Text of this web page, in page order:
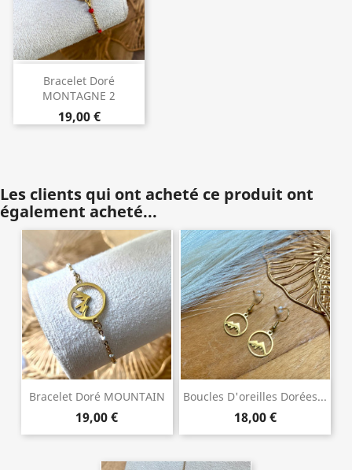
Bracelet Doré
MONTAGNE 2
19,00 €
Les clients qui ont acheté ce produit ont
également acheté...
Bracelet Doré MOUNTAIN
19,00 €
Boucles D'oreilles Dorées...
18,00 €